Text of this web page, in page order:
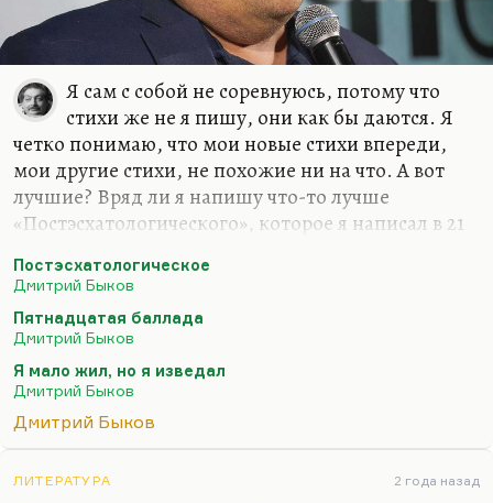
Я сам с собой не соревнуюсь, потому что
стихи же не я пишу, они как бы даются. Я
четко понимаю, что мои новые стихи впереди,
мои другие стихи, не похожие ни на что. А вот
лучшие? Вряд ли я напишу что-то лучше
«Постэсхатологического», которое я написал в 21
я напишу что-то лучше «Пятнадцатой баллады»
(«Если б был я Дэн Браун…») или моего самого
любимого стихотворения – «Сказки о рыбаке и
рыбке»… Вообще, лучшее стихотворение мое
звучит так:
Я мало жил, но я изведал
Небесной Родины я не предал –
Постэсхатологическое
Дмитрий Быков
Пятнадцатая баллада
Дмитрий Быков
Я мало жил, но я изведал
Дмитрий Быков
Дмитрий Быков
ЛИТЕРАТУРА 2 года назад